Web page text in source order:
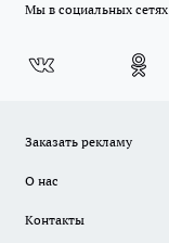
Мы в социальных сетях
Заказать рекламу
О нас
Контакты